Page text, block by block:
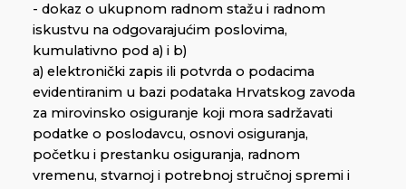
- dokaz o ukupnom radnom stažu i radnom
iskustvu na odgovarajućim poslovima,
kumulativno pod a) i b)
a) elektronički zapis ili potvrda o podacima
evidentiranim u bazi podataka Hrvatskog zavoda
za mirovinsko osiguranje koji mora sadržavati
podatke o poslodavcu, osnovi osiguranja,
početku i prestanku osiguranja, radnom
vremenu, stvarnoj i potrebnoj stručnoj spremi i